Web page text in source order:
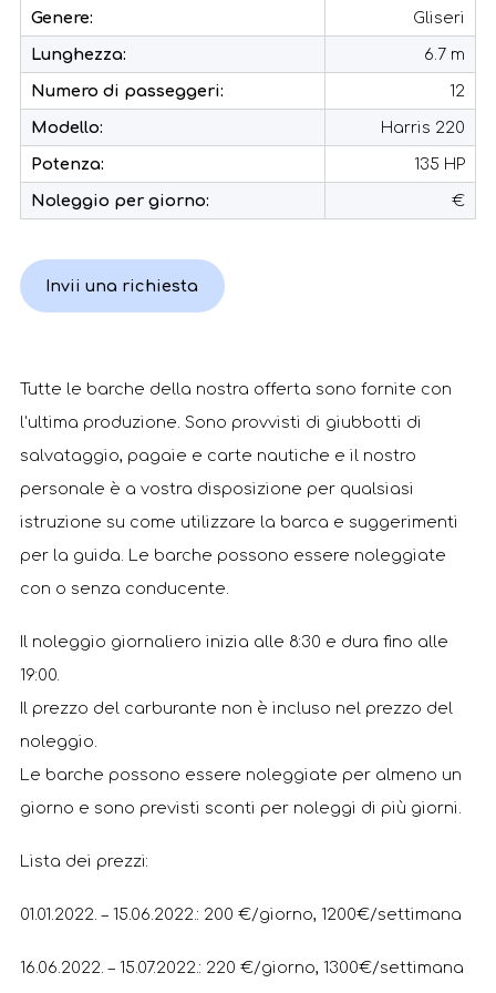
Genere: Gliseri
Lunghezza: 6.7 m
Numero di passeggeri: 12
Modello: Harris 220
Potenza: 135 HP
Noleggio per giorno: €
Invii una richiesta
Tutte le barche della nostra offerta sono fornite con
l'ultima produzione. Sono provvisti di giubbotti di
salvataggio, pagaie e carte nautiche e il nostro
personale è a vostra disposizione per qualsiasi
istruzione su come utilizzare la barca e suggerimenti
per la guida. Le barche possono essere noleggiate
con o senza conducente.
Il noleggio giornaliero inizia alle 8:30 e dura fino alle
19:00.
Il prezzo del carburante non è incluso nel prezzo del
noleggio.
Le barche possono essere noleggiate per almeno un
giorno e sono previsti sconti per noleggi di più giorni.
Lista dei prezzi:
01.01.2022. – 15.06.2022.: 200 €/giorno, 1200€/settimana
16.06.2022. – 15.07.2022.: 220 €/giorno, 1300€/settimana